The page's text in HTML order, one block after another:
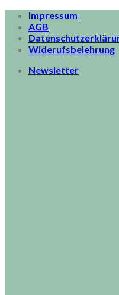
Skip
content
Impressum
AGB
Widerufsbelehrung
Newsletter